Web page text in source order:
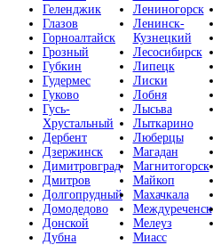
Геленджик
Глазов
Горноалтайск
Грозный
Губкин
Гудермес
Гуково
Гусь-
Хрустальный
Дербент
Дзержинск
Димитровград
Дмитров
Долгопрудный
Домодедово
Донской
Дубна
Лениногорск
Ленинск-
Кузнецкий
Лесосибирск
Липецк
Лиски
Лобня
Лысьва
Лыткарино
Люберцы
Магадан
Магнитогорск
Майкоп
Махачкала
Междуреченск
Мелеуз
Миасс